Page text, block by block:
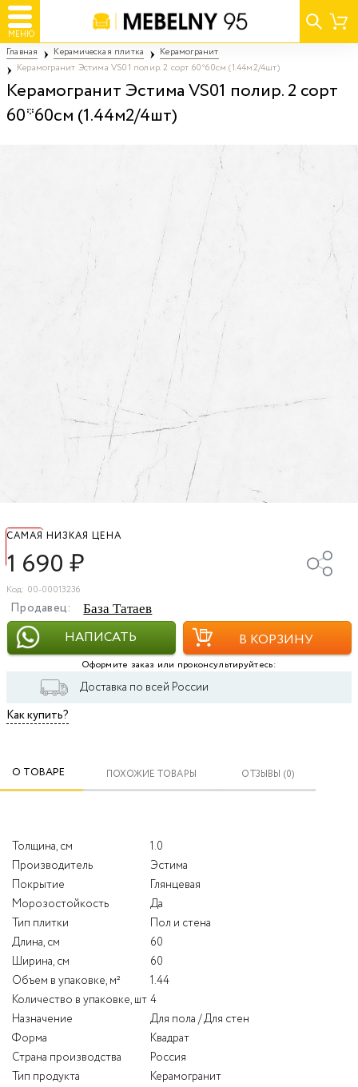
МЕНЮ
Главная Керамическая плитка
Керамогранит
Керамогранит Эстима VS01 полир. 2 сорт 60*60см (1.44м2/4шт)
Керамогранит Эстима VS01 полир. 2 сорт
60*60см (1.44м2/4шт)
САМАЯ НИЗКАЯ ЦЕНА
1 690₽
Код: 00-00013236
Продавец: База Татаев
НАПИСАТЬ В КОРЗИНУ
Оформите заказ или проконсультируйтесь:
Доставка по всей России
Как купить?
О ТОВАРЕ ПОХОЖИЕ ТОВАРЫ ОТЗЫВЫ (0)
Толщина, см
1.0
Производитель
Эстима
Покрытие
Глянцевая
Морозостойкость
Да
Тип плитки
Пол и стена
Длина, см
60
Ширина, см
60
Объем в упаковке, м²
1.44
Количество в упаковке, шт 4
Назначение
Для пола / Для стен
Форма
Квадрат
Страна производства
Россия
Тип продукта
Керамогранит